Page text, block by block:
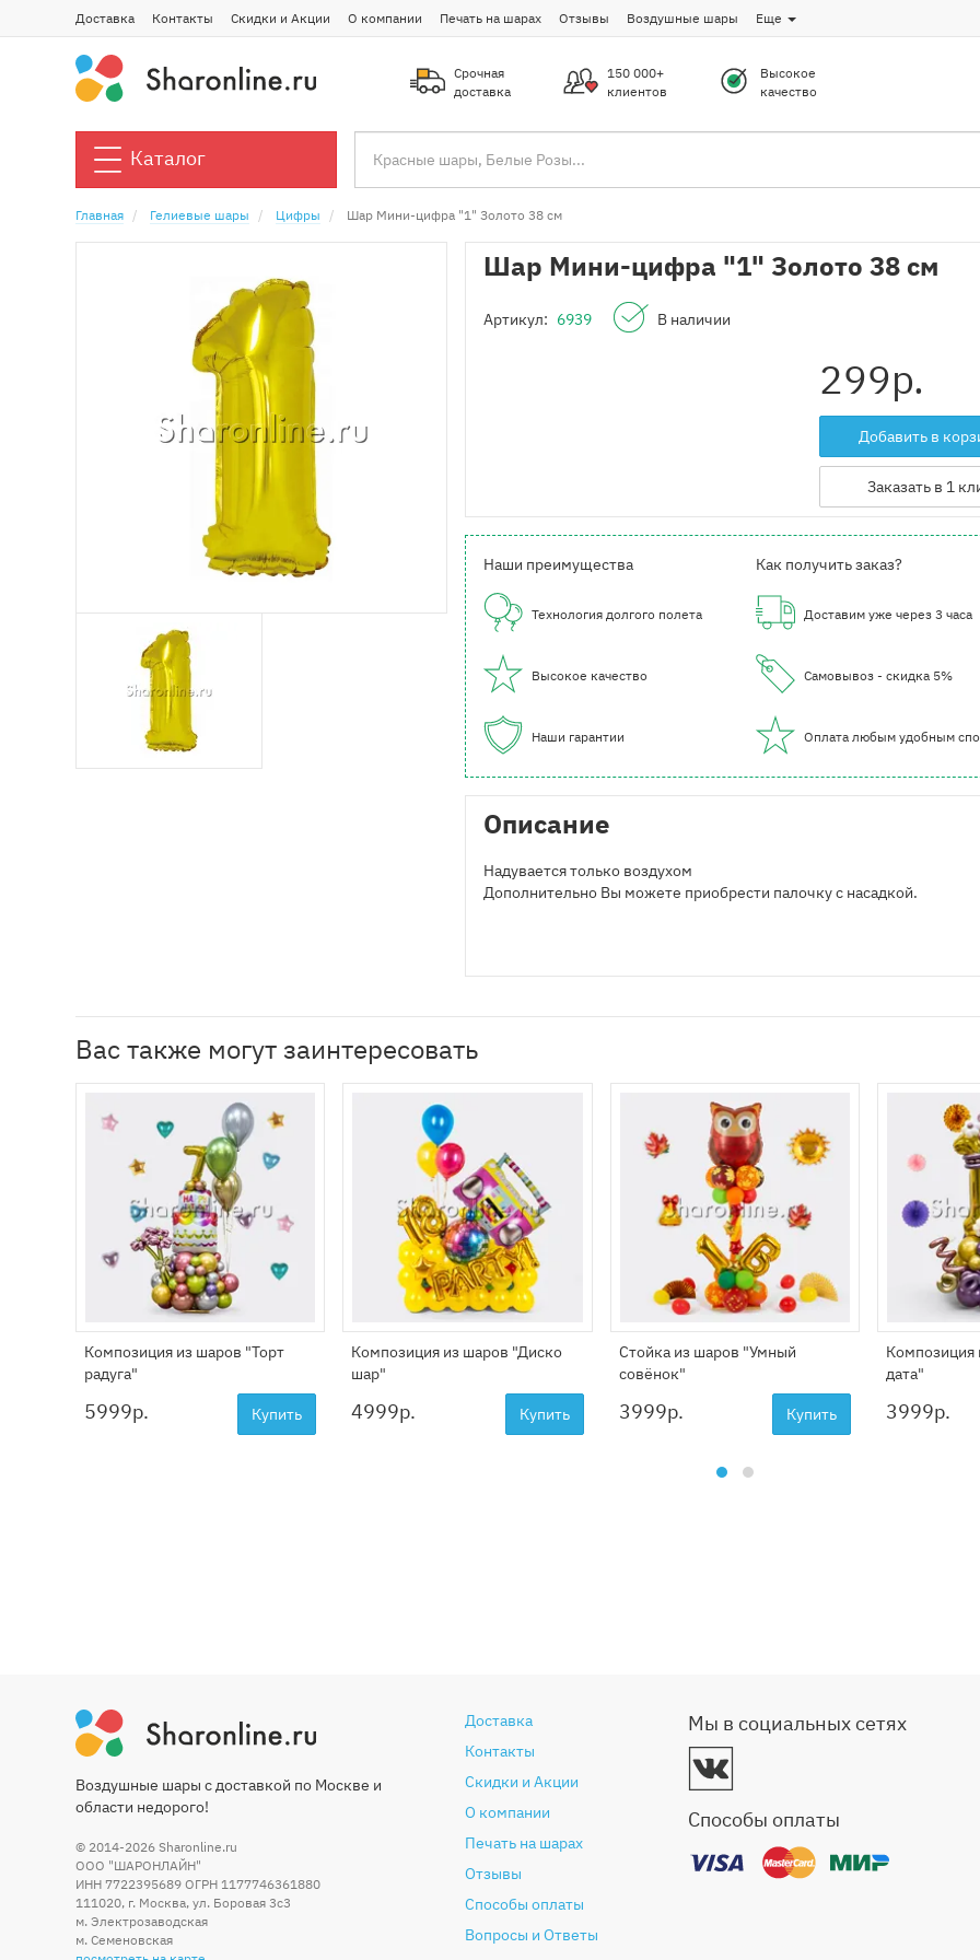
Доставка Контакты Скидки и Акции О компании Печать на шарах Отзывы Воздушные шары Еще
Срочная
доставка
150 000+
клиентов
Высокое
качество
Каталог
Главная Гелиевые шары Цифры Шар Мини-цифра "1" Золото 38 см
Шар Мини-цифра "1" Золото 38 см
Артикул: 6939 В наличии
299р.
Добавить в
Заказать в 1
Наши преимущества
Технология долгого полета
Высокое качество
Наши гарантии
Как получить заказ?
Доставим уже через 3 часа
Самовывоз - скидка 5%
Оплата любым удобным
Описание
Надувается только воздухом
Дополнительно Вы можете приобрести палочку с насадкой.
Вас также могут заинтересовать
Композиция из шаров "Торт
радуга"
5999р. Купить
Композиция из шаров "Диско
шар"
4999р. Купить
Стойка из шаров "Умный
совёнок"
3999р. Купить
Композиция
дата"
3999р.
Воздушные шары с доставкой по Москве и
области недорого!
© 2014-2026 Sharonline.ru
ООО "ШАРОНЛАЙН"
ИНН 7722395689 ОГРН 1177746361880
111020, г. Москва, ул. Боровая 3c3
м. Электрозаводская
м. Семеновская
Доставка
Контакты
Скидки и Акции
О компании
Печать на шарах
Отзывы
Способы оплаты
Вопросы и Ответы
Мы в социальных сетях
Способы оплаты